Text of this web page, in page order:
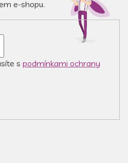
e-shopu.
s podmínkami ochrany